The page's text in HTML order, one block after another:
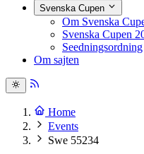
Svenska Cupen
Om Svenska
Svenska Cupen
Seedningsordning
Om sajten
Home
Events
Swe 55234